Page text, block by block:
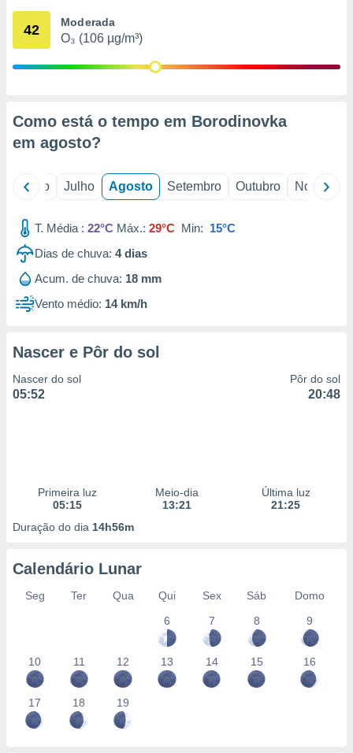
através
1199
42 Moderada
O₃ (106 µg/m³)
Como está o tempo em Borodinovka
em agosto?
Junho Julho Agosto Setembro Outubro Novembro
T. Média : 22°C Máx.: 29°C Min: 15°C
Dias de chuva: 4dias
Acum. de chuva: 18 mm
Vento médio: 14 km/h
Nascer e Pôr do sol
Nascer do sol
05:52
Pôr do sol
20:48
Primeira luz
05:15
Meio-dia
13:21
Última luz
21:25
Duração do dia 14h56m
Calendário Lunar
Seg Ter Qua Qui Sex Sáb
Domo
6
7 8 9
10 11 12 13 14 15 16
17 18 19